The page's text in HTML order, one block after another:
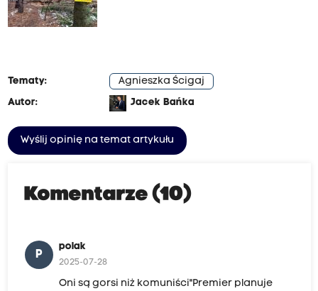
Tematy:
Agnieszka Ścigaj
Autor:
Jacek Bańka
Wyślij opinię na temat artykułu
Komentarze (10)
P
polak
2025-07-28
Oni są gorsi niż komuniści"Premier planuje